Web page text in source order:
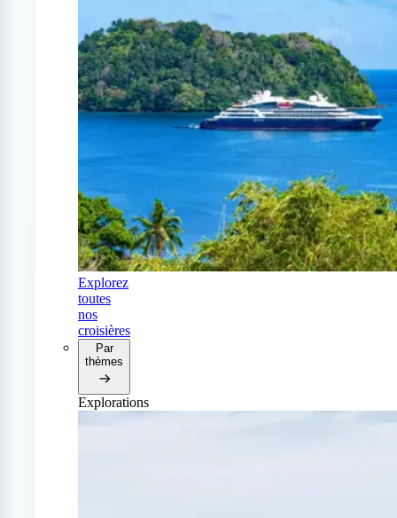
Explorez
toutes
nos
croisières
Par
thèmes
Explorations